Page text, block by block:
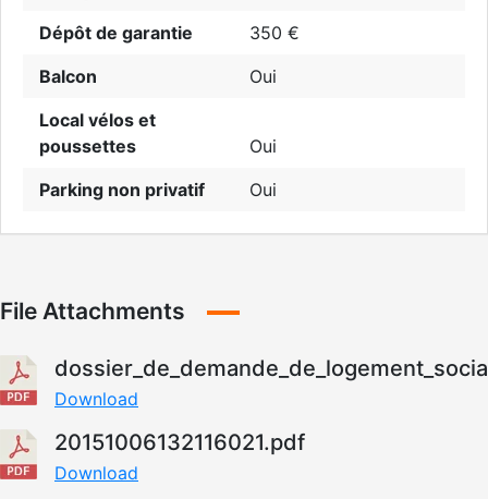
Dépôt de garantie
350 €
Balcon
Oui
Local vélos et
poussettes
Oui
Parking non privatif
Oui
File Attachments
Download
20151006132116021.pdf
Download